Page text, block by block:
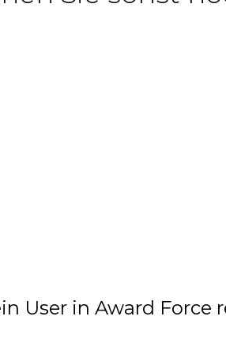
User in Award Force